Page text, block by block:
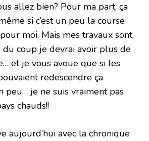
allez bien? Pour ma part, ça
si c’est un peu la course
moi. Mais mes travaux sont
du coup je devrai avoir plus de
et je vous avoue que si les
redescendre ça
peu… je ne suis vraiment pas
chauds!!
aujourd’hui avec la chronique